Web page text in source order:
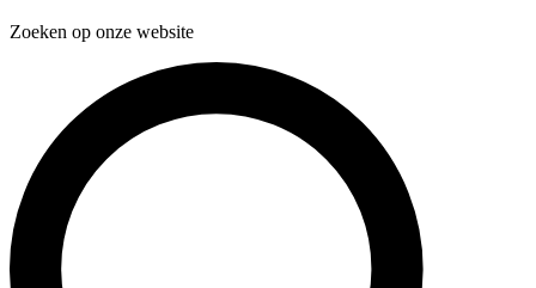
Zoeken op onze website